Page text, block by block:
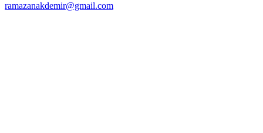
ramazanakdemir@gmail.com